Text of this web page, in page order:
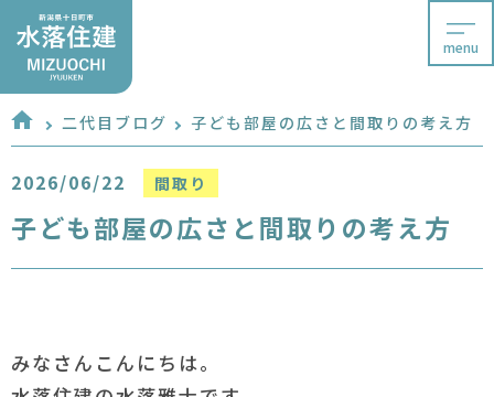
menu
二代目ブログ 子ども部屋の広さと間取りの考え方
2026/06/22 間取り
子ども部屋の広さと間取りの考え方
みなさんこんにちは。